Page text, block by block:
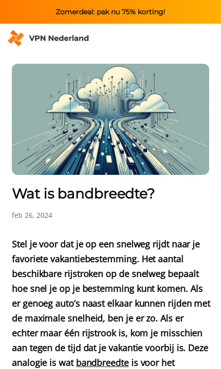
Zomerdeal: pak nu 75% korting!
Wat is bandbreedte?
feb 26, 2024
Stel je voor dat je op een snelweg rijdt naar je
favoriete vakantiebestemming. Het aantal
beschikbare rijstroken op de snelweg bepaalt
hoe snel je op je bestemming kunt komen. Als
er genoeg auto’s naast elkaar kunnen rijden met
de maximale snelheid, ben je er zo. Als er
echter maar één rijstrook is, kom je misschien
aan tegen de tijd dat je vakantie voorbij is. Deze
analogie is wat bandbreedteis voor het